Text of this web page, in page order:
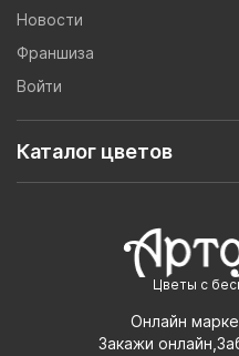
Цветы с
Онлайн
Закажи
Новости
Франшиза
Войти
Каталог цветов